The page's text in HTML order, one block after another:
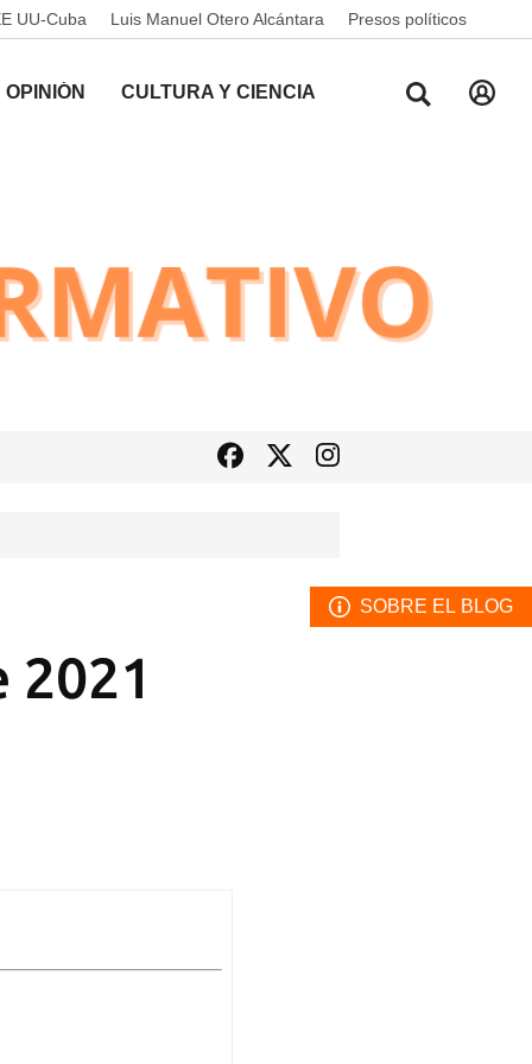
UU-Cuba Luis Manuel Otero Alcántara Presos políticos
OPINIÓN CULTURA Y CIENCIA
SOBRE EL BLOG